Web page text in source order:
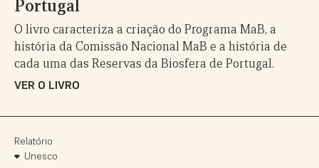
Portugal
O livro caracteriza a criação do Programa MaB, a
história da Comissão Nacional MaB e a história de
cada uma das Reservas da Biosfera de Portugal.
VER O LIVRO
Relatório
Unesco